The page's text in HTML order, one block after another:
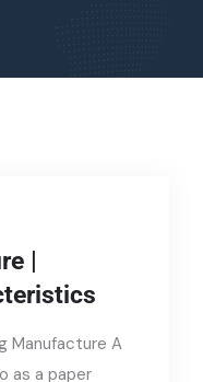
|
Manufacture A
as a paper